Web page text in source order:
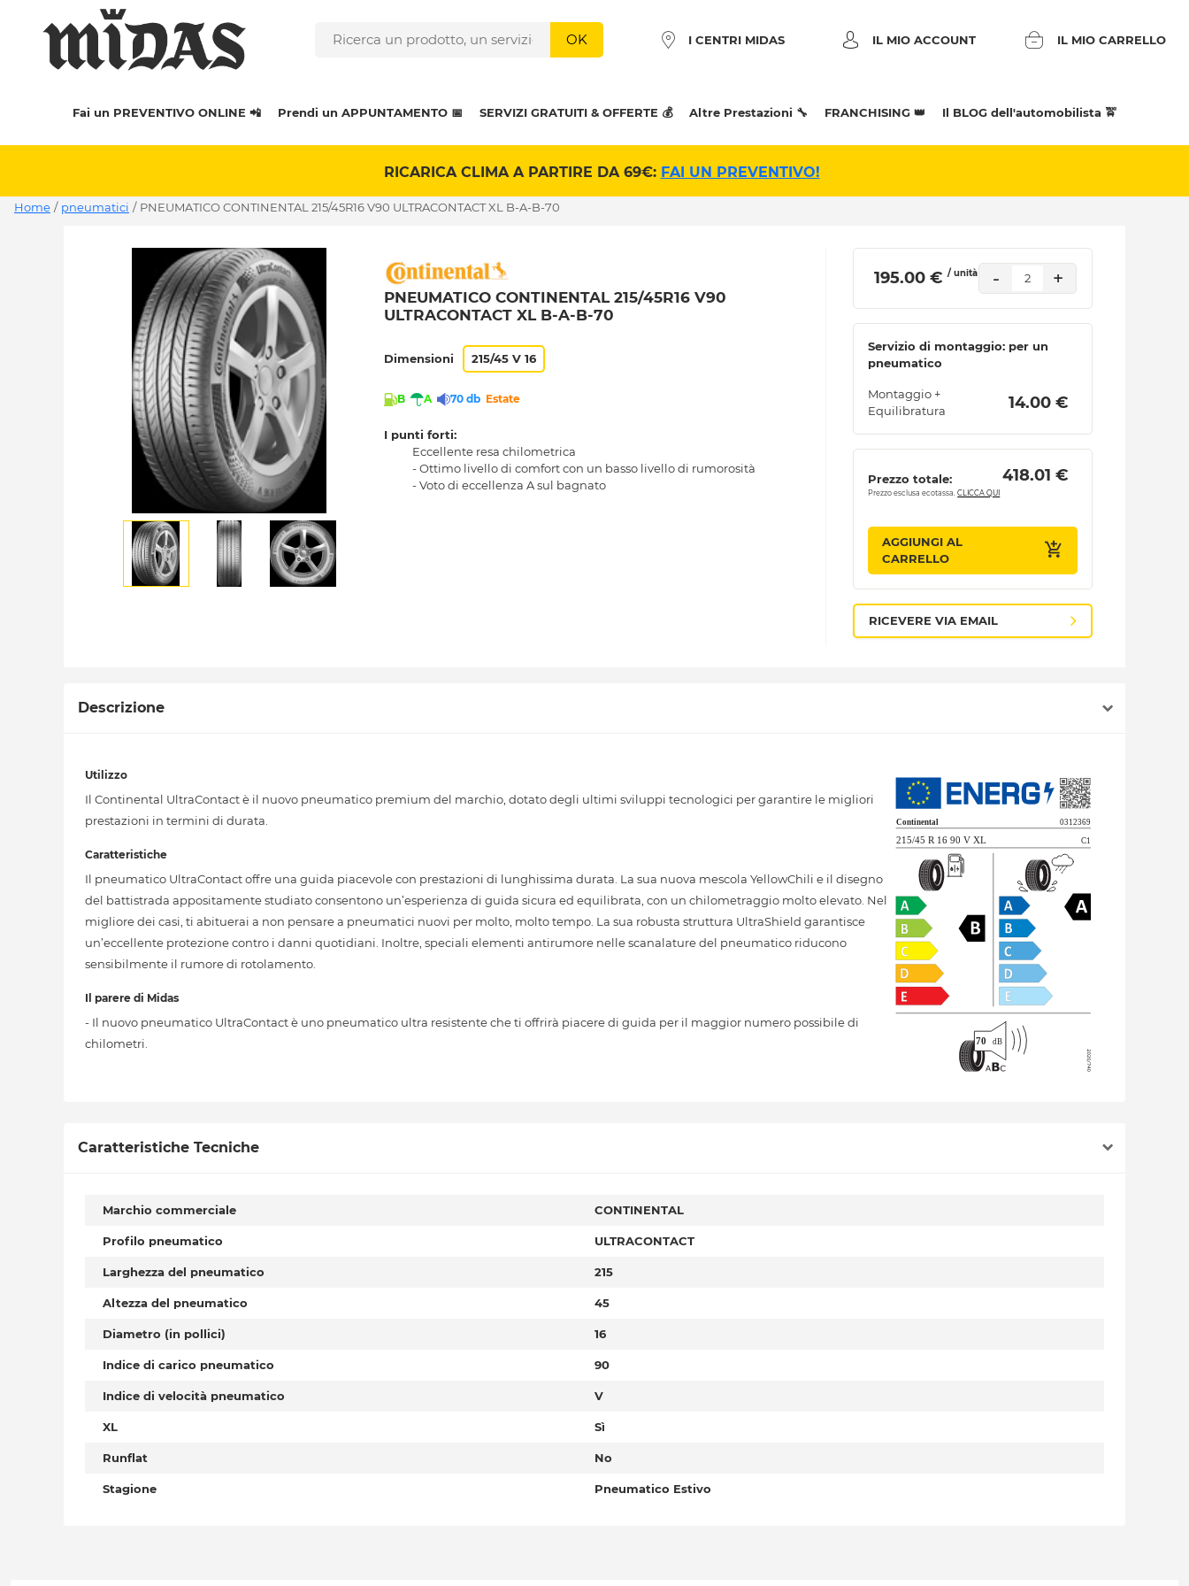
OK I CENTRI MIDAS IL MIO ACCOUNT IL MIO CARRELLO
Fai un PREVENTIVO ONLINE 📲 Prendi un APPUNTAMENTO 📅 SERVIZI GRATUITI & OFFERTE 💰 Altre Prestazioni 🔧 FRANCHISING 👑 Il BLOG dell'automobilista 🚖
RICARICA CLIMA A PARTIRE DA 69€: FAI UN PREVENTIVO!
Home / pneumatici / PNEUMATICO CONTINENTAL 215/45R16 V90 ULTRACONTACT XL B-A-B-70
PNEUMATICO CONTINENTAL 215/45R16 V90
ULTRACONTACT XL B-A-B-70
Dimensioni 215/45 V 16
B A 70 db Estate
I punti forti:
Eccellente resa chilometrica
- Ottimo livello di comfort con un basso livello di rumorosità
- Voto di eccellenza A sul bagnato
195.00 € / unità - 2 +
Servizio di montaggio: per un
pneumatico
Montaggio +
Equilibratura
14.00 €
Prezzo totale: 418.01 €
Prezzo esclusa ecotassa.CLICCA QUI
AGGIUNGI AL
CARRELLO
RICEVERE VIA EMAIL
Descrizione
Utilizzo
Il Continental UltraContact è il nuovo pneumatico premium del marchio, dotato degli ultimi sviluppi tecnologici per garantire le migliori
prestazioni in termini di durata.
Caratteristiche
Il pneumatico UltraContact offre una guida piacevole con prestazioni di lunghissima durata. La sua nuova mescola YellowChili e il disegno
del battistrada appositamente studiato consentono un’esperienza di guida sicura ed equilibrata, con un chilometraggio molto elevato. Nel
migliore dei casi, ti abituerai a non pensare a pneumatici nuovi per molto, molto tempo. La sua robusta struttura UltraShield garantisce
un’eccellente protezione contro i danni quotidiani. Inoltre, speciali elementi antirumore nelle scanalature del pneumatico riducono
sensibilmente il rumore di rotolamento.
Il parere di Midas
- Il nuovo pneumatico UltraContact è uno pneumatico ultra resistente che ti offrirà piacere di guida per il maggior numero possibile di
chilometri.
Caratteristiche Tecniche
Marchio commerciale CONTINENTAL
Profilo pneumatico ULTRACONTACT
Larghezza del pneumatico 215
Altezza del pneumatico 45
Diametro (in pollici) 16
Indice di carico pneumatico 90
Indice di velocità pneumatico V
XL Sì
Runflat No
Stagione Pneumatico Estivo